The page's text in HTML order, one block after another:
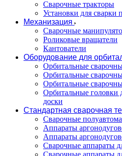
Сварочные тракторы
Установки для сварки
Механизация
Сварочные
Роликовые вращатели
Кантователи
Оборудование для
Орбитальные
Орбитальные
Орбитальные
Орбитальные головки
доски
Стандартная сварочная
Сварочные
Аппараты
Аппараты
Сварочные аппараты
Сварочные аппараты